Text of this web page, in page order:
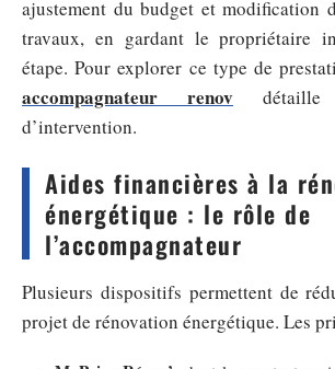
ajustement du budget et modification
travaux, en gardant le propriétaire
étape. Pour explorer ce type de
accompagnateur renov détaille
d’intervention.
Aides financières à la
énergétique : le rôle de
l’accompagnateur
Plusieurs dispositifs permettent de
projet de rénovation énergétique. Les